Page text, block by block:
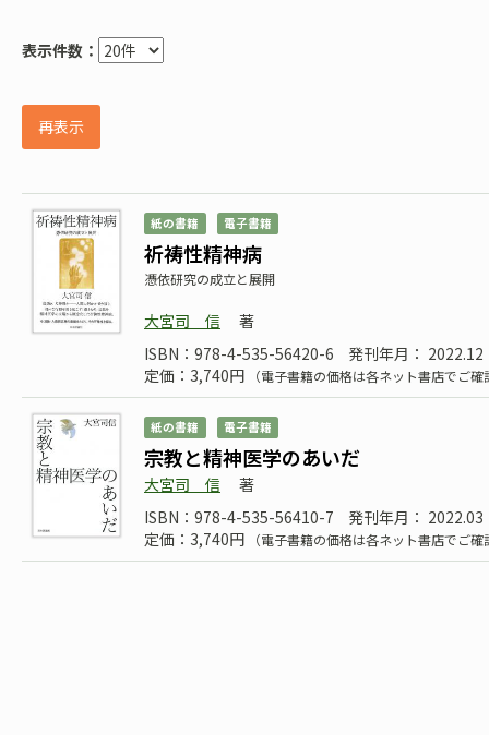
表示件数：
再表示
紙の書籍 電子書籍
祈祷性精神病
憑依研究の成立と展開
大宮司 信
著
ISBN：978-4-535-56420-6
発刊年月： 2022.12
定価：3,740円
（電子書籍の価格は各ネット書店でご
紙の書籍 電子書籍
宗教と精神医学のあいだ
大宮司 信
著
ISBN：978-4-535-56410-7
発刊年月： 2022.03
定価：3,740円
（電子書籍の価格は各ネット書店でご